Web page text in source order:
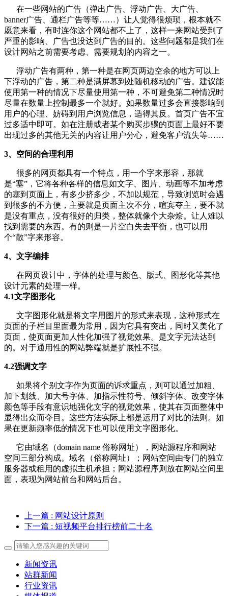
在一些网站的广告（弹出广告、浮动广告、大广告、
banner广告、通栏广告等等……）让人觉得很烦琐，根本就不
愿意来看，有时连你这个网站都不上了，这样一来网站受到了
严重的影响、广告也没达到广告的目的。这些问题都是我们在
设计网站之前需要考虑、需要规划的内容之一。
浮动广告有两种，第一种是在网页两边空余的地方可以上
下浮动的广告，第二种是满屏幕到处随机移动的广告。建议能
使用第一种的情况下尽量使用第一种，不可避免第二种情况时
尽量在数量上控制最多一个就好。如果数量过多会直接影响到
用户的心理、妨碍到用户浏览信息，适得其反。首页广告不宜
过多适中即可。如在注册或者某个购买步骤的页面上最好不要
出现过多的其他无关的内容让用户分心，避免客户流失等……
3、空间的合理利用
很多的网页都具有一个特点，用一个字来形容，那就
是“塞”，它将各种各样的信息如文字、图片、动画等不加考虑
的塞到页面上，有多少挤多少，不加以规范，导致浏览时会遇
到很多的不方便，主要就是页面主次不分，喧宾夺主，要不就
是没有重点，没有很好的归类，整体就像个大杂烩。让人难以
找到需要的东西。有的则是一片空白失去平衡，也可以用
个“散”字来形容。
4、文字编排
在网页设计中，字体的处理与颜色、版式、图形化等其他
设计元素的处理一样。
4.1文字图形化
文字图形化就是将文字用图片的形式来表现，这种形式在
页面的子栏目里面最为常用，因为它具有突出，同时又美化了
页面，使页面更加人性化加强了视觉效果。是文字无法达到
的。对于通用性的网站弊端就是扩展性不强。
4.2强调文字
如果将个别文字作为页面的诉求重点，则可以通过加粗、
加下划线、加大号字体、加指示性符号、倾斜字体、改变字体
颜色等手段有意识地强化文字的视觉效果，使其在页面整体中
显得出众而夺目。这些方法实际上都是运用了对比的法则。如
果在更新频率低的情况下也可以使用文字图形化。
它由域名（domain name 俗称网址），网站源程序和网站
空间三部分构成。域名（俗称网址）；网站空间由专门的独立
服务器或租用的虚拟主机承担；网站源程序则放在网站空间里
面，表现为网站前台和网站后台。
上一篇 : 网站设计原则
下一篇 : 短视频平台排行榜前二十名
新闻资讯
站群新闻
行业资讯